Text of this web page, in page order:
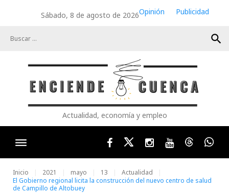
Sábado, 8 de agosto de 2026Opinión
Publicidad
search
Actualidad, economía y empleo
FacebookTwitterInstagram
YoutubeThreads
Inicio 2021 mayo 13
Actualidad
El Gobierno regional licita la construcción del nuevo centro de salud
de Campillo de Altobuey